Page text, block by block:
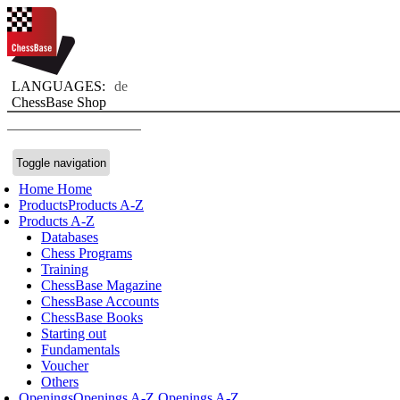
LANGUAGES:
de
ChessBase Shop
Toggle navigation
Home Home
ProductsProducts A-Z
Products A-Z
Databases
Chess Programs
Training
ChessBase Magazine
ChessBase Accounts
ChessBase Books
Starting out
Fundamentals
Voucher
Others